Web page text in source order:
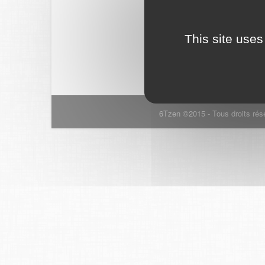
6Tzen ©2015 - Tous droits
This site